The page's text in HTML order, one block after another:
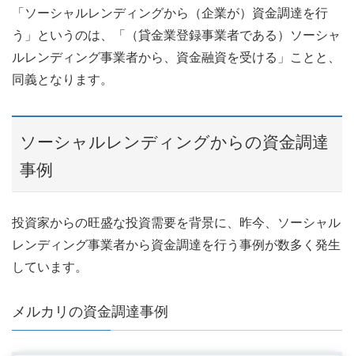
「ソーシャルレンディングから（企業が）資金調達を行
う」というのは、「（貸金業登録事業者である）ソーシャ
ルレンディング事業者から、資金融資を受ける」ことと、
同義となります。
ソーシャルレンディングからの資金調達
事例
投資家からの旺盛な投資需要を背景に、昨今、ソーシャル
レンディング事業者から資金調達を行う事例が数多く発生
しています。
メルカリの資金調達事例